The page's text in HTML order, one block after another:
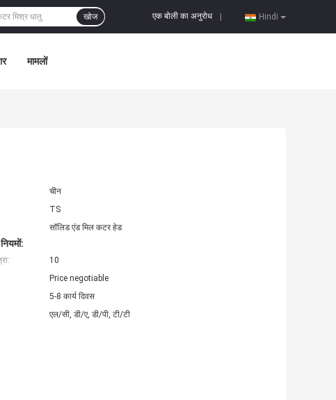
Hindi
एक बोली का अनुरोध
खोज
मामलों
चीन
TS
सॉलिड एंड मिल कटर हेड
10
Price negotiable
5-8 कार्य दिवस
एल/सी, डी/ए, डी/पी, टी/टी